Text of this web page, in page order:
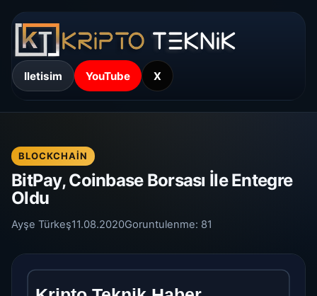
Iletisim YouTube X
BLOCKCHAIN
BitPay, Coinbase Borsası İle Entegre
Oldu
Ayşe Türkeş11.08.2020Goruntulenme: 81